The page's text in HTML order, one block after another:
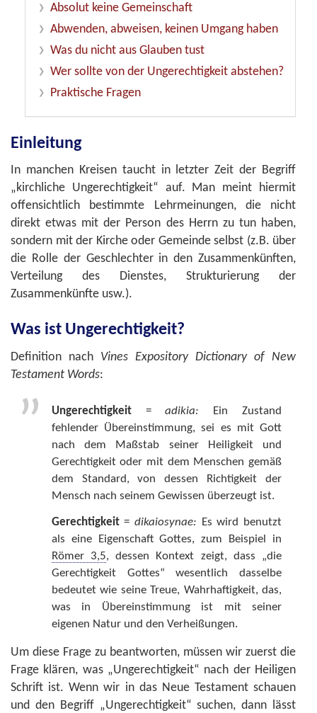
Absolut keine Gemeinschaft
Abwenden, abweisen, keinen Umgang haben
Was du nicht aus Glauben tust
Wer sollte von der Ungerechtigkeit abstehen?
Praktische Fragen
Einleitung
In manchen Kreisen taucht in letzter Zeit der Begriff
„kirchliche Ungerechtigkeit“ auf. Man meint hiermit
offensichtlich bestimmte Lehrmeinungen, die nicht
direkt etwas mit der Person des Herrn zu tun haben,
sondern mit der Kirche oder Gemeinde selbst (z.B. über
die Rolle der Geschlechter in den Zusammenkünften,
Verteilung des Dienstes, Strukturierung der
Zusammenkünfte usw.).
Was ist Ungerechtigkeit?
Definition nach Vines Expository Dictionary of New
Testament Words:
Ungerechtigkeit=adikia: Ein Zustand
fehlender Übereinstimmung, sei es mit Gott
nach dem Maßstab seiner Heiligkeit und
Gerechtigkeit oder mit dem Menschen gemäß
dem Standard, von dessen Richtigkeit der
Mensch nach seinem Gewissen überzeugt ist.
Gerechtigkeit=dikaiosynae: Es wird benutzt
als eine Eigenschaft Gottes, zum Beispiel in
Römer 3,5, dessen Kontext zeigt, dass „die
Gerechtigkeit Gottes“ wesentlich dasselbe
bedeutet wie seine Treue, Wahrhaftigkeit, das,
was in Übereinstimmung ist mit seiner
eigenen Natur und den Verheißungen.
Um diese Frage zu beantworten, müssen wir zuerst die
Frage klären, was „Ungerechtigkeit“ nach der Heiligen
Schrift ist. Wenn wir in das Neue Testament schauen
und den Begriff „Ungerechtigkeit“ suchen, dann lässt